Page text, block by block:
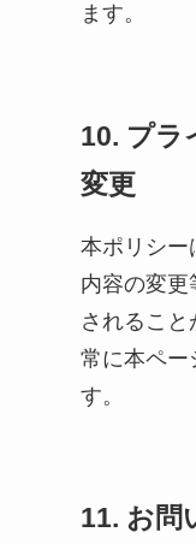
ます。
10. プラ
変更
本ポリシー
内容の変更
されるこ
常に本ペー
す。
11. お問